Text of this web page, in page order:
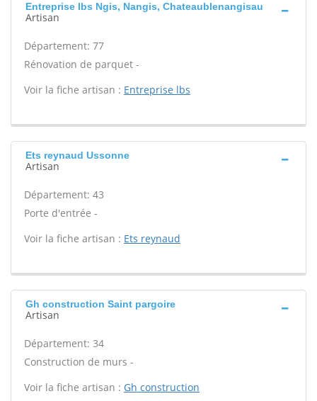
Entreprise lbs Ngis, Nangis, Chateaublenangisau
Artisan
Département: 77
Rénovation de parquet -
Voir la fiche artisan : Entreprise lbs
Ets reynaud Ussonne
Artisan
Département: 43
Porte d'entrée -
Voir la fiche artisan : Ets reynaud
Gh construction Saint pargoire
Artisan
Département: 34
Construction de murs -
Voir la fiche artisan : Gh construction